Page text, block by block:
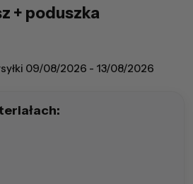
+ poduszka
09/08/2026 - 13/08/2026